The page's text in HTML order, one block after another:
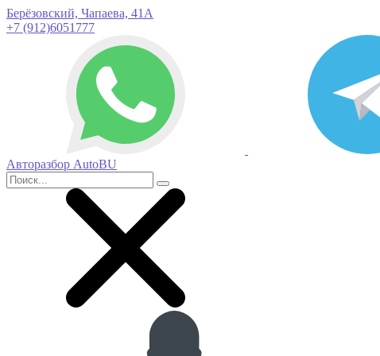
Берёзовский, Чапаева, 41А
+7 (912)6051777
Авторазбор AutoBU